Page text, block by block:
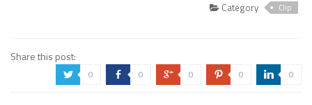
Category Clip
Share this post:
a 0 b 0 c 0 d 0 j 0